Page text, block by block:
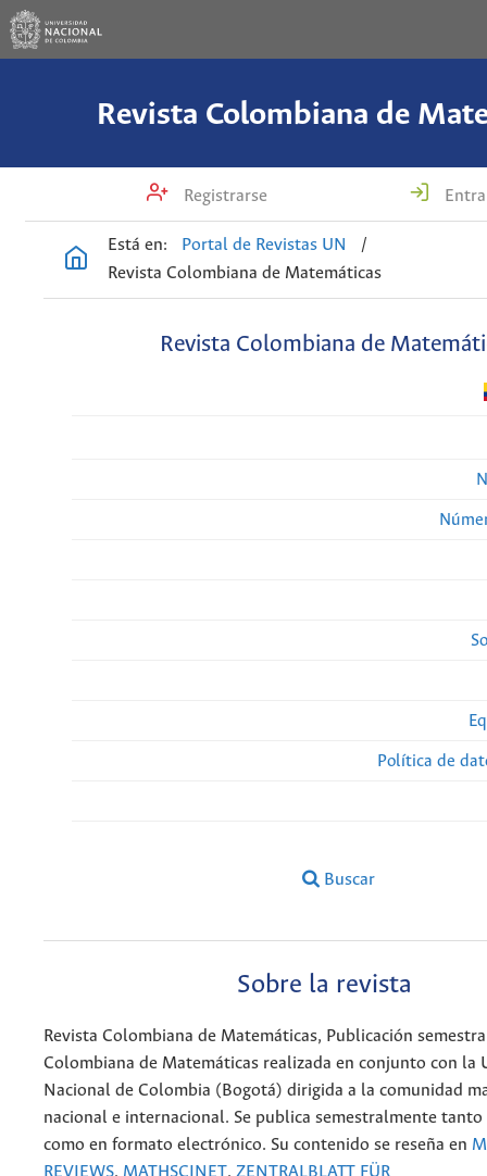
Revista Colombiana de
Registrarse
Está en: Portal de Revistas UN
/
Revista Colombiana de Matemáticas
Revista Colombiana de
Política de
Buscar
Sobre la revista
Revista Colombiana de Matemáticas, Publicación
Colombiana de Matemáticas realizada en conjunto con la
Nacional de Colombia (Bogotá) dirigida a la comunidad
nacional e internacional. Se publica semestralmente tanto
como en formato electrónico. Su contenido se reseña en
REVIEWS, MATHSCINET, ZENTRALBLATT FÜR